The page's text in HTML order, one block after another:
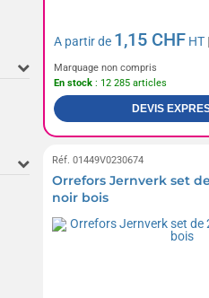
A partir de 1,15 CHF HT
Marquage non compris
En stock : 12 285 articles
DEVIS
Réf. 01449V0230674
Orrefors Jernverk set
noir bois